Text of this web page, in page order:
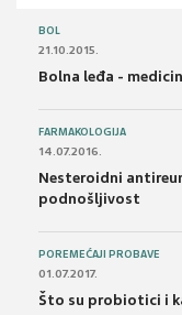
BOL
21.10.2015.
Bolna leđa -
FARMAKOLOGIJA
14.07.2016.
Nesteroidni
podnošljivost
POREMEĆAJI PROBAVE
01.07.2017.
Što su probiotici i